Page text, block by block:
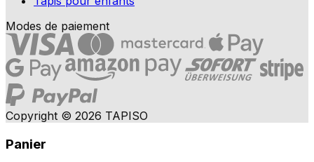
Modes de paiement
Copyright © 2026 TAPISO
Panier